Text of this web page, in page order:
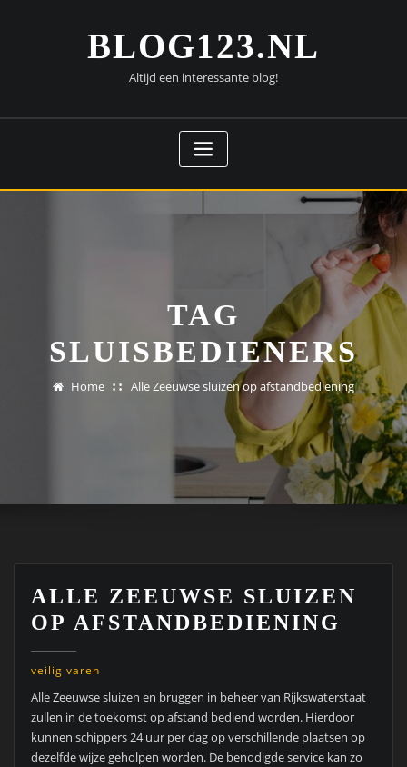
BLOG123.NL
Altijd een interessante blog!
TAG
SLUISBEDIENERS
Home Alle Zeeuwse sluizen op afstandbediening
ALLE ZEEUWSE SLUIZEN
OP AFSTANDBEDIENING
veilig varen
Alle Zeeuwse sluizen en bruggen in beheer van Rijkswaterstaat
zullen in de toekomst op afstand bediend worden. Hierdoor
kunnen schippers 24 uur per dag op verschillende plaatsen op
dezelfde wijze geholpen worden. De benodigde service kan zo